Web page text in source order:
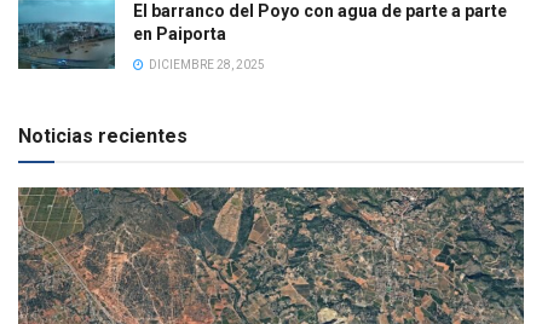
El barranco del Poyo con agua de parte a parte
en Paiporta
DICIEMBRE 28, 2025
Noticias recientes